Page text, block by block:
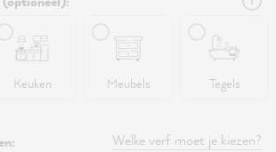
Keuken Meubels Tegels
Welke verf moet je kiezen?